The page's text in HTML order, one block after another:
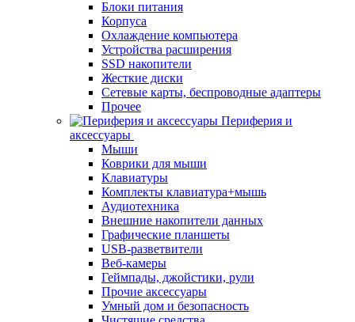
Блоки питания
Корпуса
Охлаждение компьютера
Устройства расширения
SSD накопители
Жесткие диски
Сетевые карты, беспроводные адаптеры
Прочее
Периферия и
аксессуары
Мыши
Коврики для мыши
Клавиатуры
Комплекты клавиатура+мышь
Аудиотехника
Внешние накопители данных
Графические планшеты
USB-разветвители
Веб-камеры
Геймпады, джойстики, рули
Прочие аксессуары
Умный дом и безопасность